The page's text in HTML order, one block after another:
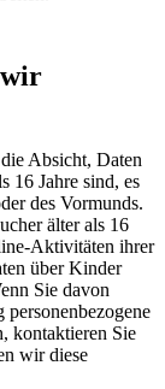
wir
Absicht, Daten
16 Jahre sind, es
des Vormunds.
älter als 16
Aktivitäten ihrer
über Kinder
Sie davon
kontaktieren Sie
wir diese